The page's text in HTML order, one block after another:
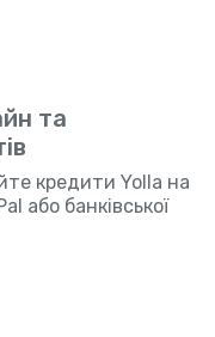
та
кредити Yolla на
або банківської